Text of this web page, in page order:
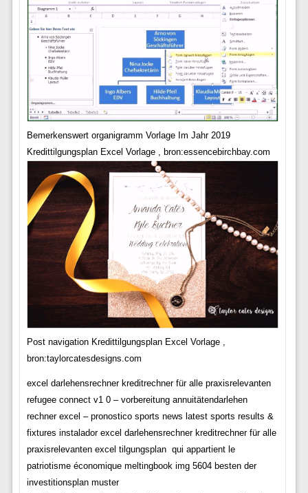
Bemerkenswert organigramm Vorlage Im Jahr 2019
Kredittilgungsplan Excel Vorlage , bron:essencebirchbay.com
Post navigation Kredittilgungsplan Excel Vorlage ,
bron:taylorcatesdesigns.com
excel darlehensrechner kreditrechner für alle praxisrelevanten
refugee connect v1 0 – vorbereitung annuitätendarlehen
rechner excel – pronostico sports news latest sports results &
fixtures instalador excel darlehensrechner kreditrechner für alle
praxisrelevanten excel tilgungsplan  qui appartient le
patriotisme économique meltingbook img 5604 besten der
investitionsplan muster